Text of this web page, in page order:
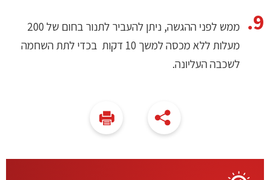
ממש לפני ההגשה, ניתן להעביר לתנור בחום של 200
מעלות ללא מכסה למשך 10 דקות בכדי לתת השחמה
לשכבה העליונה.